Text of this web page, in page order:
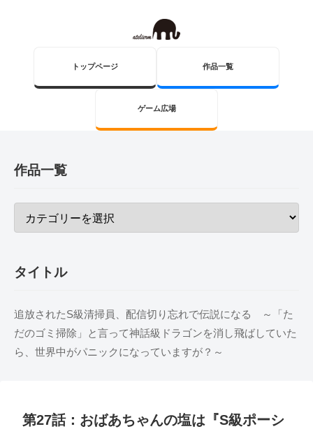
トップページ 作品一覧
ゲーム広場
作品一覧
タイトル
追放されたS級清掃員、配信切り忘れで伝説になる ～「た
だのゴミ掃除」と言って神話級ドラゴンを消し飛ばしていた
ら、世界中がパニックになっていますが？～
第27話：おばあちゃんの塩は『S級ポーシ